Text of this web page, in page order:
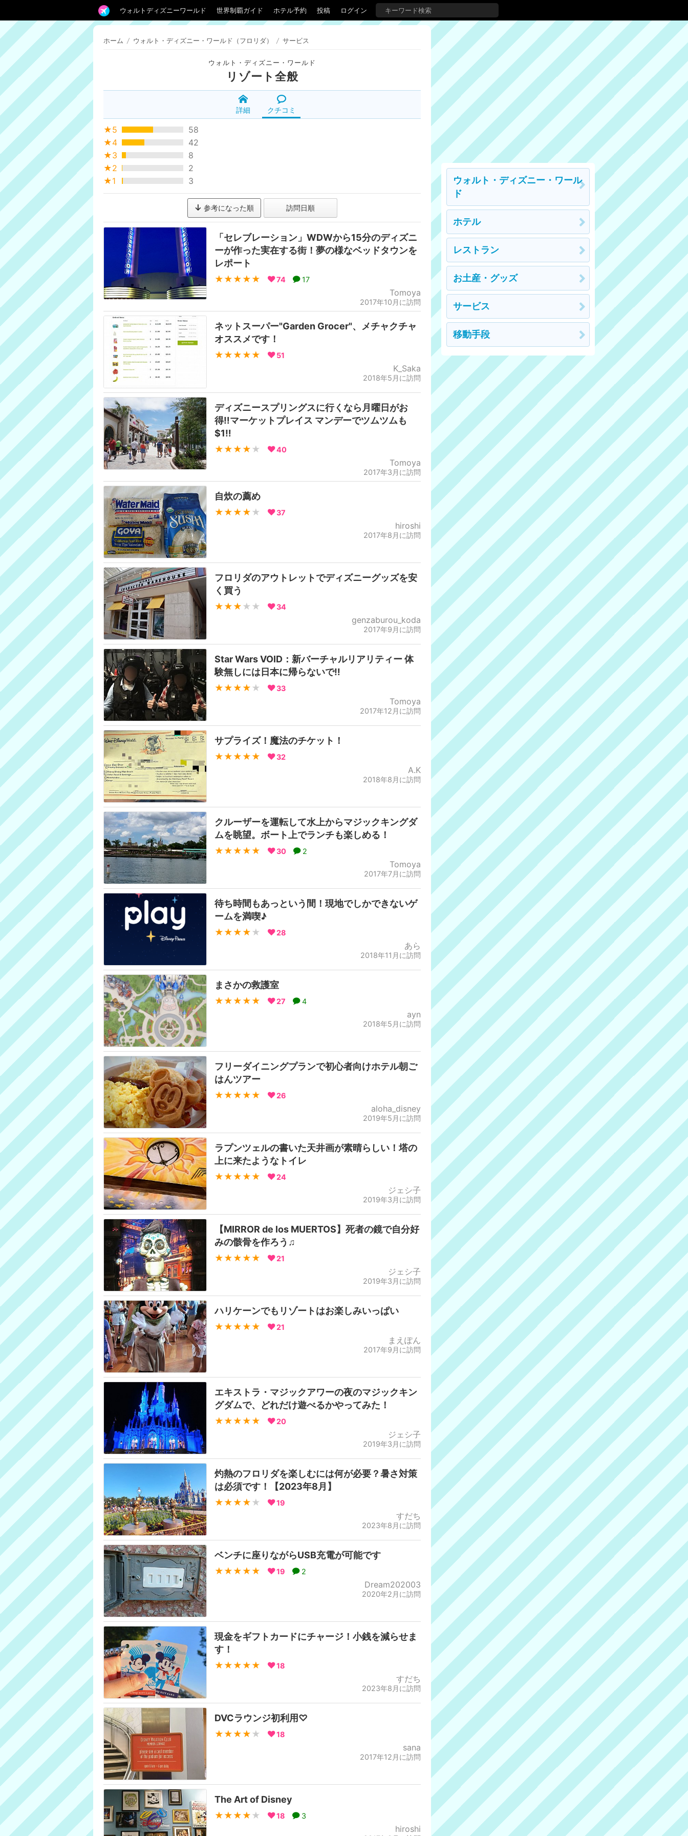
ウォルトディズニーワールド 世界制覇ガイド ホテル予約 投稿 ログイン
ホーム / ウォルト・ディズニー・ワールド（フロリダ） / サービス
ウォルト・ディズニー・ワールド
リゾート全般
詳細 クチコミ
★5
58
★4
42
★3
8
★2
2
★1
3
参考になった順 訪問日順
「セレブレーション」WDWから15分のディズニ
ーが作った実在する街！夢の様なベッドタウンを
レポート
★★★★★ 74 17
Tomoya
2017年10月に訪問
ネットスーパー"Garden Grocer"、メチャクチャ
オススメです！
★★★★★ 51
K_Saka
2018年5月に訪問
ディズニースプリングスに行くなら月曜日がお
得‼︎マーケットプレイス マンデーでツムツムも
$1‼︎
★★★★ ★ 40
Tomoya
2017年3月に訪問
自炊の薦め
★★★★ ★ 37
hiroshi
2017年8月に訪問
フロリダのアウトレットでディズニーグッズを安
く買う
★★★ ★★ 34
genzaburou_koda
2017年9月に訪問
Star Wars VOID：新バーチャルリアリティー 体
験無しには日本に帰らないで‼︎
★★★★ ★ 33
Tomoya
2017年12月に訪問
サプライズ！魔法のチケット！
★★★★★ 32
A.K
2018年8月に訪問
クルーザーを運転して水上からマジックキングダ
ムを眺望。ボート上でランチも楽しめる！
★★★★★ 30 2
Tomoya
2017年7月に訪問
待ち時間もあっという間！現地でしかできないゲ
ームを満喫♪
★★★★ ★ 28
あら
2018年11月に訪問
まさかの救護室
★★★★★ 27 4
ayn
2018年5月に訪問
フリーダイニングプランで初心者向けホテル朝ご
はんツアー
★★★★★ 26
aloha_disney
2019年5月に訪問
ラプンツェルの書いた天井画が素晴らしい！塔の
上に来たようなトイレ
★★★★★ 24
ジェシ子
2019年3月に訪問
【MIRROR de los MUERTOS】死者の鏡で自分好
みの骸骨を作ろう♫
★★★★★ 21
ジェシ子
2019年3月に訪問
ハリケーンでもリゾートはお楽しみいっぱい
★★★★★ 21
まえぽん
2017年9月に訪問
エキストラ・マジックアワーの夜のマジックキン
グダムで、どれだけ遊べるかやってみた！
★★★★★ 20
ジェシ子
2019年3月に訪問
灼熱のフロリダを楽しむには何が必要？暑さ対策
は必須です！【2023年8月】
★★★★ ★ 19
すだち
2023年8月に訪問
ベンチに座りながらUSB充電が可能です
★★★★★ 19 2
Dream202003
2020年2月に訪問
現金をギフトカードにチャージ！小銭を減らせま
す！
★★★★★ 18
すだち
2023年8月に訪問
DVCラウンジ初利用♡
★★★★ ★ 18
sana
2017年12月に訪問
The Art of Disney
★★★★ ★ 18 3
hiroshi
ウォルト・ディズニー・ワール
ド
ホテル
レストラン
お土産・グッズ
サービス
移動手段